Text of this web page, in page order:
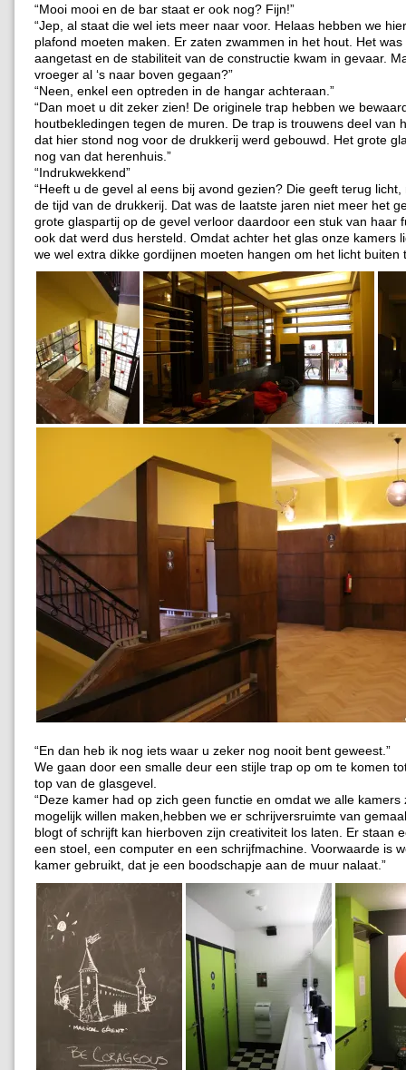
“Mooi mooi en de bar staat er ook nog? Fijn!”
“Jep, al staat die wel iets meer naar voor. Helaas hebben we
plafond moeten maken. Er zaten zwammen in het hout. Het was
aangetast en de stabiliteit van de constructie kwam in gevaar.
vroeger al ‘s naar boven gegaan?”
“Neen, enkel een optreden in de hangar achteraan.”
“Dan moet u dit zeker zien! De originele trap hebben we
houtbekledingen tegen de muren. De trap is trouwens deel van
dat hier stond nog voor de drukkerij werd gebouwd. Het grote
nog van dat herenhuis.”
“Indrukwekkend”
“Heeft u de gevel al eens bij avond gezien? Die geeft terug licht,
de tijd van de drukkerij. Dat was de laatste jaren niet meer het
grote glaspartij op de gevel verloor daardoor een stuk van haar
ook dat werd dus hersteld. Omdat achter het glas onze kamers
we wel extra dikke gordijnen moeten hangen om het licht buiten
“En dan heb ik nog iets waar u zeker nog nooit bent geweest.”
We gaan door een smalle deur een stijle trap op om te komen
top van de glasgevel.
“Deze kamer had op zich geen functie en omdat we alle kamers
mogelijk willen maken,hebben we er schrijversruimte van
blogt of schrijft kan hierboven zijn creativiteit los laten. Er staan
een stoel, een computer en een schrijfmachine. Voorwaarde is
kamer gebruikt, dat je een boodschapje aan de muur nalaat.”